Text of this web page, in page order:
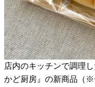
店内のキッチンで調理
かど厨房』の新商品（※